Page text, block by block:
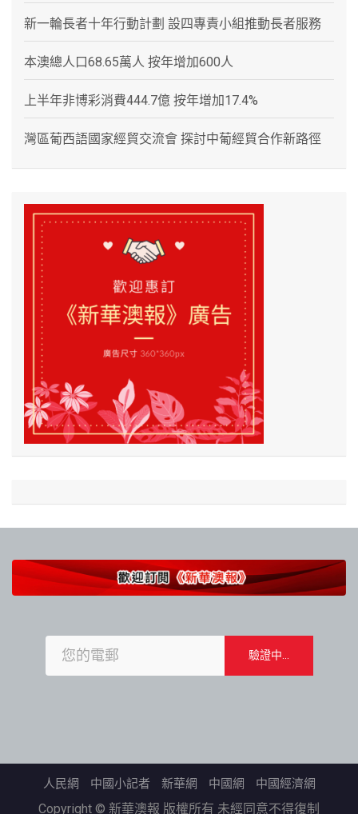
新一輪長者十年行動計劃 設四專責小組推動長者服務
本澳總人口68.65萬人 按年增加600人
上半年非博彩消費444.7億 按年增加17.4%
灣區葡西語國家經貿交流會 探討中葡經貿合作新路徑
人民網 中國小記者 新華網 中國網 中國經濟網
Copyright © 新華澳報 版權所有 未經同意不得復制